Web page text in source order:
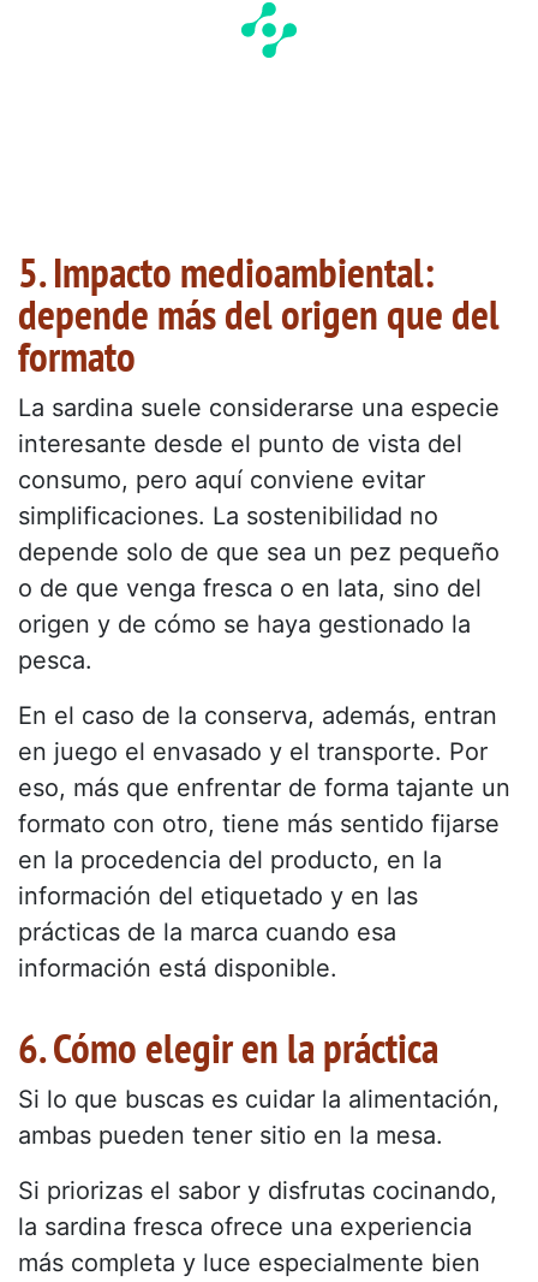
5. Impacto medioambiental:
depende más del origen que del
formato
La sardina suele considerarse una especie
interesante desde el punto de vista del
consumo, pero aquí conviene evitar
simplificaciones. La sostenibilidad no
depende solo de que sea un pez pequeño
o de que venga fresca o en lata, sino del
origen y de cómo se haya gestionado la
pesca.
En el caso de la conserva, además, entran
en juego el envasado y el transporte. Por
eso, más que enfrentar de forma tajante un
formato con otro, tiene más sentido fijarse
en la procedencia del producto, en la
información del etiquetado y en las
prácticas de la marca cuando esa
información está disponible.
6. Cómo elegir en la práctica
Si lo que buscas es cuidar la alimentación,
ambas pueden tener sitio en la mesa.
Si priorizas el sabor y disfrutas cocinando,
la sardina fresca ofrece una experiencia
más completa y luce especialmente bien